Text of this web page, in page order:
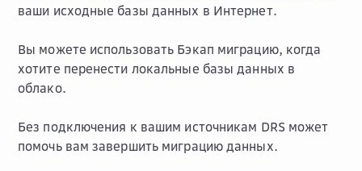
ваши исходные базы данных в Интернет.
Вы можете использовать Бэкап миграцию, когда
хотите перенести локальные базы данных в
облако.
Без подключения к вашим источникам DRS может
помочь вам завершить миграцию данных.